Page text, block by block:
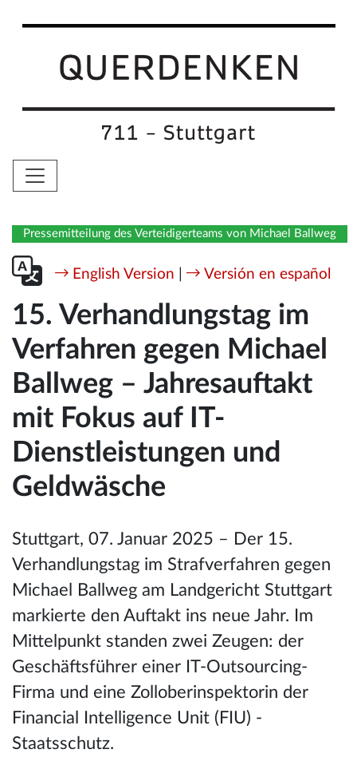
Pressemitteilung des Verteidigerteams von Michael Ballweg
English Version | Versión en español
15. Verhandlungstag im
Verfahren gegen Michael
Ballweg – Jahresauftakt
mit Fokus auf IT-
Dienstleistungen und
Geldwäsche
Stuttgart, 07. Januar 2025 – Der 15.
Verhandlungstag im Strafverfahren gegen
Michael Ballweg am Landgericht Stuttgart
markierte den Auftakt ins neue Jahr. Im
Mittelpunkt standen zwei Zeugen: der
Geschäftsführer einer IT-Outsourcing-
Firma und eine Zolloberinspektorin der
Financial Intelligence Unit (FIU) -
Staatsschutz.